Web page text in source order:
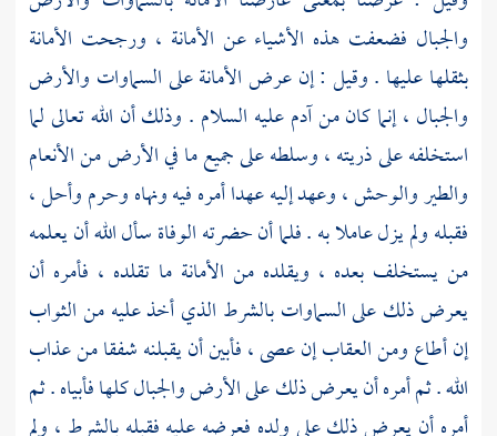
والجبال فضعفت هذه الأشياء عن الأمانة ، ورجحت الأمانة
بثقلها عليها . وقيل : إن عرض الأمانة على السماوات والأرض
والجبال ، إنما كان منآدمعليه السلام . وذلك أن الله تعالى لما
استخلفه على ذريته ، وسلطه على جميع ما في الأرض من الأنعام
والطير والوحش ، وعهد إليه عهدا أمره فيه ونهاه وحرم وأحل ،
فقبله ولم يزل عاملا به . فلما أن حضرته الوفاة سأل الله أن يعلمه
من يستخلف بعده ، ويقلده من الأمانة ما تقلده ، فأمره أن
يعرض ذلك على السماوات بالشرط الذي أخذ عليه من الثواب
إن أطاع ومن العقاب إن عصى ، فأبين أن يقبلنه شفقا من عذاب
الله . ثم أمره أن يعرض ذلك على الأرض والجبال كلها فأبياه . ثم